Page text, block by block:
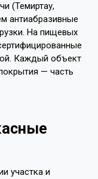
(Темиртау,
антиабразивные
На пищевых
Каждый объект
— часть
участка и